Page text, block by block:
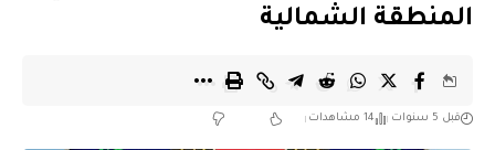
المنطقة الشمالية
قبل 5 سنوات 14 مشاهدات